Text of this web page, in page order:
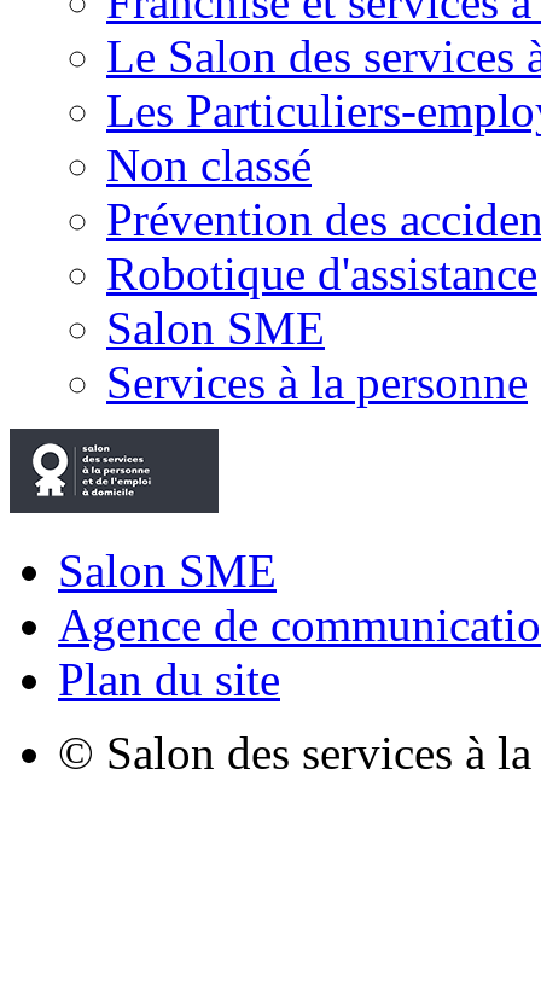
Le Salon des services
Les Particuliers-
Non classé
Prévention des
Robotique d'assistance
Salon SME
Services à la personne
Salon SME
Agence de
Plan du site
© Salon des services à